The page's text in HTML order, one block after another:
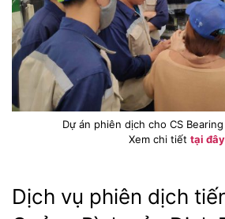
Dịch vụ phiên dịch
Dự án phiên dịch cho CS
Xem chi tiết tại đây